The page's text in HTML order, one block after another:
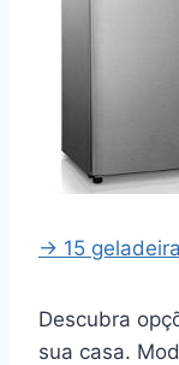
→ 15
Descubra
sua casa.